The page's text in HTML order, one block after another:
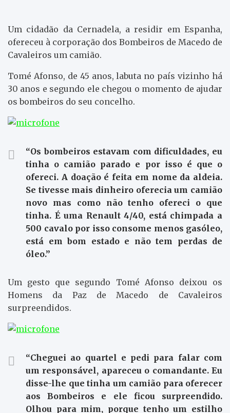
Um cidadão da Cernadela, a residir em Espanha,
ofereceu à corporação dos Bombeiros de Macedo de
Cavaleiros um camião.
Tomé Afonso, de 45 anos, labuta no país vizinho há
30 anos e segundo ele chegou o momento de ajudar
os bombeiros do seu concelho.
“Os bombeiros estavam com dificuldades, eu
tinha o camião parado e por isso é que o
ofereci. A doação é feita em nome da aldeia.
Se tivesse mais dinheiro oferecia um camião
novo mas como não tenho ofereci o que
tinha. É uma Renault 4/40, está chimpada a
500 cavalo por isso consome menos gasóleo,
está em bom estado e não tem perdas de
óleo.”
Um gesto que segundo Tomé Afonso deixou os
Homens da Paz de Macedo de Cavaleiros
surpreendidos.
“Cheguei ao quartel e pedi para falar com
um responsável, apareceu o comandante. Eu
disse-lhe que tinha um camião para oferecer
aos Bombeiros e ele ficou surpreendido.
Olhou para mim, porque tenho um estilho